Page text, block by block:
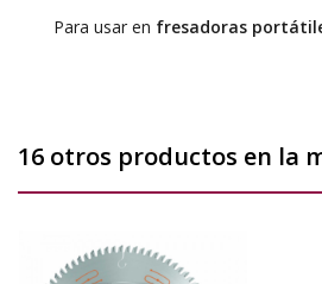
Para usar en fresadoras
16 otros productos en la